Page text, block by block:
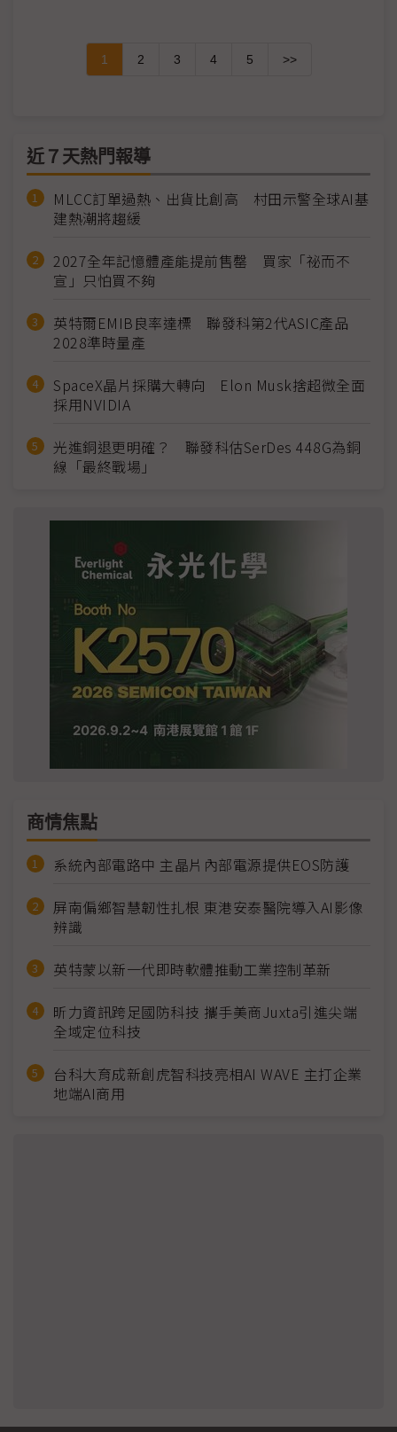
1 2 3 4 5 >>
近７天熱門報導
MLCC訂單過熱、出貨比創高 村田示警全球AI基
建熱潮將趨緩
2027全年記憶體產能提前售罄 買家「祕而不
宣」只怕買不夠
英特爾EMIB良率達標 聯發科第2代ASIC產品
2028準時量產
SpaceX晶片採購大轉向 Elon Musk捨超微全面
採用NVIDIA
光進銅退更明確？ 聯發科估SerDes 448G為銅
線「最終戰場」
商情焦點
系統內部電路中 主晶片內部電源提供EOS防護
屏南偏鄉智慧韌性扎根 東港安泰醫院導入AI影像
辨識
英特蒙以新一代即時軟體推動工業控制革新
昕力資訊跨足國防科技 攜手美商Juxta引進尖端
全域定位科技
台科大育成新創虎智科技亮相AI WAVE 主打企業
地端AI商用